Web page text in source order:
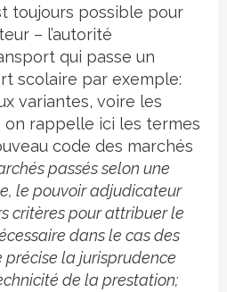
toujours possible pour
– l’autorité
qui passe un
scolaire par exemple:
variantes, voire les
on rappelle ici les termes
code des marchés
passés selon une
le pouvoir adjudicateur
critères pour attribuer le
dans le cas des
la jurisprudence
de la prestation;